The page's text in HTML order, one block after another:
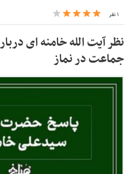
۱ نفر
نظر آیت الله خامنه ای
جماعت در نماز